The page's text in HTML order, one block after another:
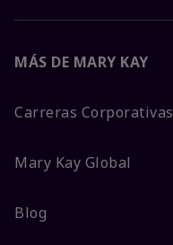
MÁS DE MARY KAY
Carreras Corporativas
Mary Kay Global
Blog